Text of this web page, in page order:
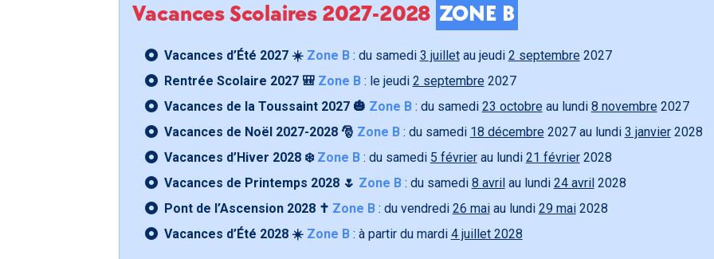
Vacances Scolaires 2027-2028 ZONE B
Vacances d’Été 2027 ☀️ Zone B: du samedi 3 juilletau jeudi 2 septembre 2027
Rentrée Scolaire 2027 🎒 Zone B: le jeudi 2 septembre 2027
Vacances de la Toussaint 2027 🎃 Zone B: du samedi 23 octobre au lundi 8 novembre 2027
Vacances de Noël 2027-2028 🎅 Zone B: du samedi 18 décembre 2027 au lundi 3 janvier2028
Vacances d’Hiver 2028 ❄️ Zone B: du samedi 5 févrierau lundi 21 février2028
Vacances de Printemps 2028 🌷 Zone B: du samedi 8 avril au lundi 24 avril 2028
Pont de l’Ascension 2028 ✝️ Zone B: du vendredi 26 maiau lundi 29 mai2028
Vacances d’Été 2028 ☀️ Zone B: à partir du mardi 4 juillet 2028